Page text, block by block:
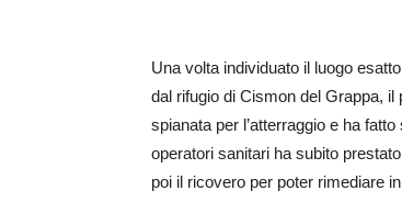
Una volta individuato il luogo
dal rifugio di Cismon del Grappa, il
spianata per l’atterraggio e ha
operatori sanitari ha subito
poi il ricovero per poter rimediare